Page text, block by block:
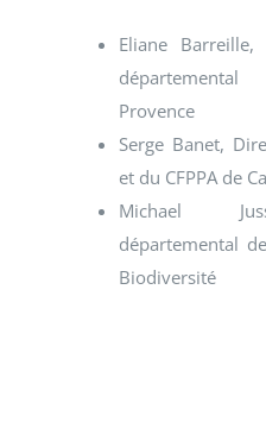
Eliane
départemental
Provence
Serge Banet,
et du CFPPA de
Michael
départemental
Biodiversité